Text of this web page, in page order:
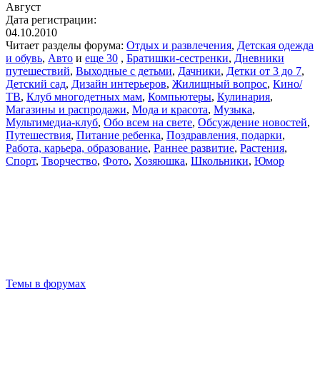
Август
Дата регистрации:
04.10.2010
Читает разделы форума: Отдых и развлечения, Детская одежда
и обувь, Авто и еще 30 , Братишки-сестренки, Дневники
путешествий, Выходные с детьми, Дачники, Детки от 3 до 7,
Детский сад, Дизайн интерьеров, Жилищный вопрос, Кино/
ТВ, Клуб многодетных мам, Компьютеры, Кулинария,
Магазины и распродажи, Мода и красота, Музыка,
Мультимедиа-клуб, Обо всем на свете, Обсуждение новостей,
Путешествия, Питание ребенка, Поздравления, подарки,
Работа, карьера, образование, Раннее развитие, Растения,
Спорт, Творчество, Фото, Хозяюшка, Школьники, Юмор
Темы в форумах